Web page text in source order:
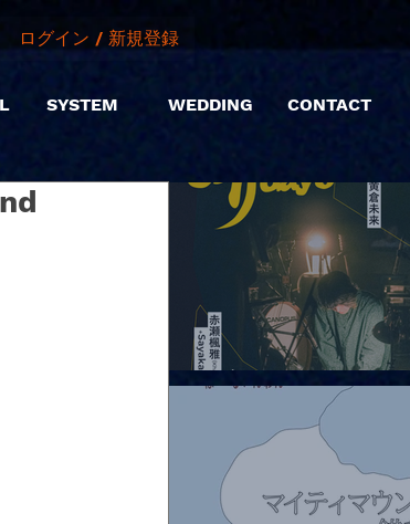
ログイン / 新規登録
SYSTEM WEDDING CONTACT
2026.08.06 |【観覧】hamachiまつり2026２